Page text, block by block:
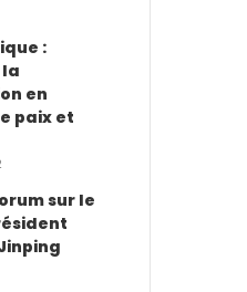
:
en
paix et
sur le